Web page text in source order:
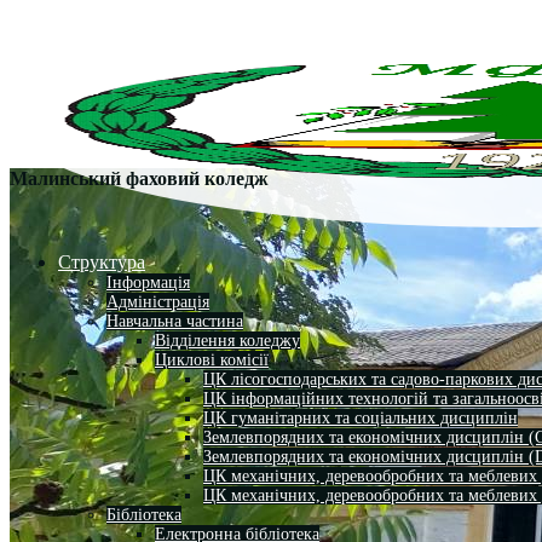
Структура
Інформація
Адміністрація
Навчальна частина
Відділення коледжу
Циклові комісії
ЦК лісогосподарських та садово-паркових
ЦК інформаційних технологій та
ЦК гуманітарних та соціальних дисциплін
Землевпорядних та економічних дисциплін
Землевпорядних та економічних дисциплін
ЦК механічних, деревообробних та
ЦК механічних, деревообробних та
Бібліотека
Електронна бібліотека
Малинський фаховий коледж